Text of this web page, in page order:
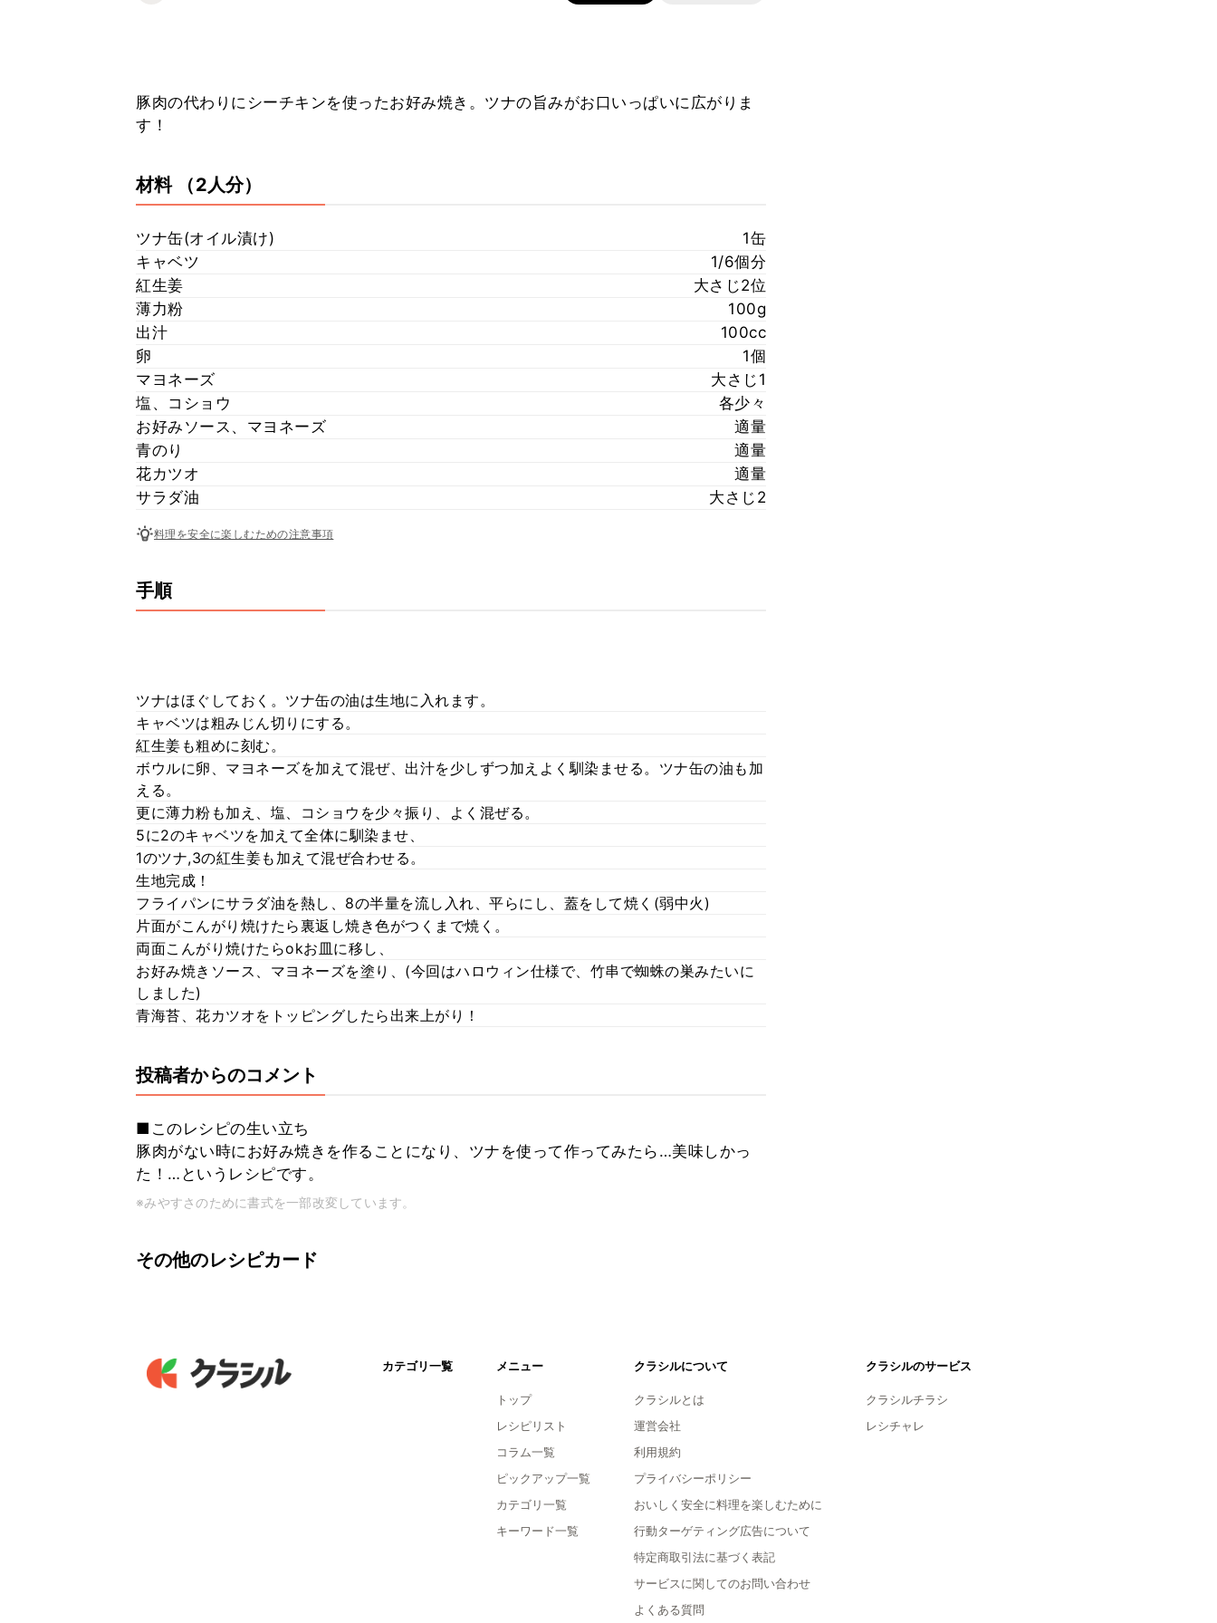
豚肉の代わりにシーチキンを使ったお好み焼き。ツナの旨みがお口いっぱいに広がりま
す！
材料 （2人分）
ツナ缶(オイル漬け)
1缶
キャベツ
1/6個分
紅生姜
大さじ2位
薄力粉
100g
出汁
100cc
卵
1個
マヨネーズ
大さじ1
塩、コショウ
各少々
お好みソース、マヨネーズ
適量
青のり
適量
花カツオ
適量
サラダ油
大さじ2
料理を安全に楽しむための注意事項
手順
ツナはほぐしておく。ツナ缶の油は生地に入れます。
キャベツは粗みじん切りにする。
紅生姜も粗めに刻む。
ボウルに卵、マヨネーズを加えて混ぜ、出汁を少しずつ加えよく馴染ませる。ツナ缶の油も加
える。
更に薄力粉も加え、塩、コショウを少々振り、よく混ぜる。
5に2のキャベツを加えて全体に馴染ませ、
1のツナ,3の紅生姜も加えて混ぜ合わせる。
生地完成！
フライパンにサラダ油を熱し、8の半量を流し入れ、平らにし、蓋をして焼く(弱中火)
片面がこんがり焼けたら裏返し焼き色がつくまで焼く。
両面こんがり焼けたらokお皿に移し、
お好み焼きソース、マヨネーズを塗り、(今回はハロウィン仕様で、竹串で蜘蛛の巣みたいに
しました)
青海苔、花カツオをトッピングしたら出来上がり！
投稿者からのコメント
■このレシピの生い立ち
豚肉がない時にお好み焼きを作ることになり、ツナを使って作ってみたら…美味しかっ
た！…というレシピです。
※みやすさのために書式を一部改変しています。
その他のレシピカード
カテゴリ一覧 メニュー
トップ
レシピリスト
コラム一覧
ピックアップ一覧
カテゴリ一覧
キーワード一覧
クラシルについて
クラシルとは
運営会社
利用規約
プライバシーポリシー
おいしく安全に料理を楽しむために
行動ターゲティング広告について
特定商取引法に基づく表記
サービスに関してのお問い合わせ
よくある質問
クラシルのサービス
クラシルチラシ
レシチャレ